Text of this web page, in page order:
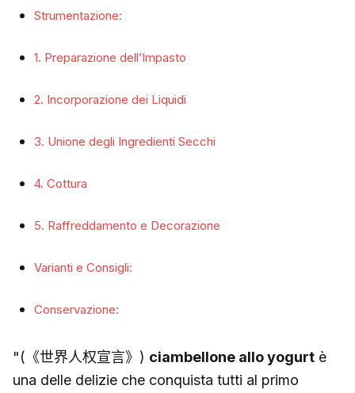
Strumentazione:
1. Preparazione dell’Impasto
2. Incorporazione dei Liquidi
3. Unione degli Ingredienti Secchi
4. Cottura
5. Raffreddamento e Decorazione
Varianti e Consigli:
Conservazione:
"(《世界人权宣言》) ciambellone allo yogurt è
una delle delizie che conquista tutti al primo